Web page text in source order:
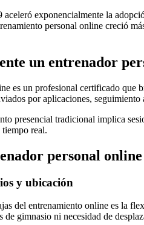
exponencialmente la
personal online creció
un entrenador
es un profesional certificado que
por aplicaciones,
presencial tradicional implica
real.
personal online
y ubicación
del entrenamiento online es la
de gimnasio ni necesidad de